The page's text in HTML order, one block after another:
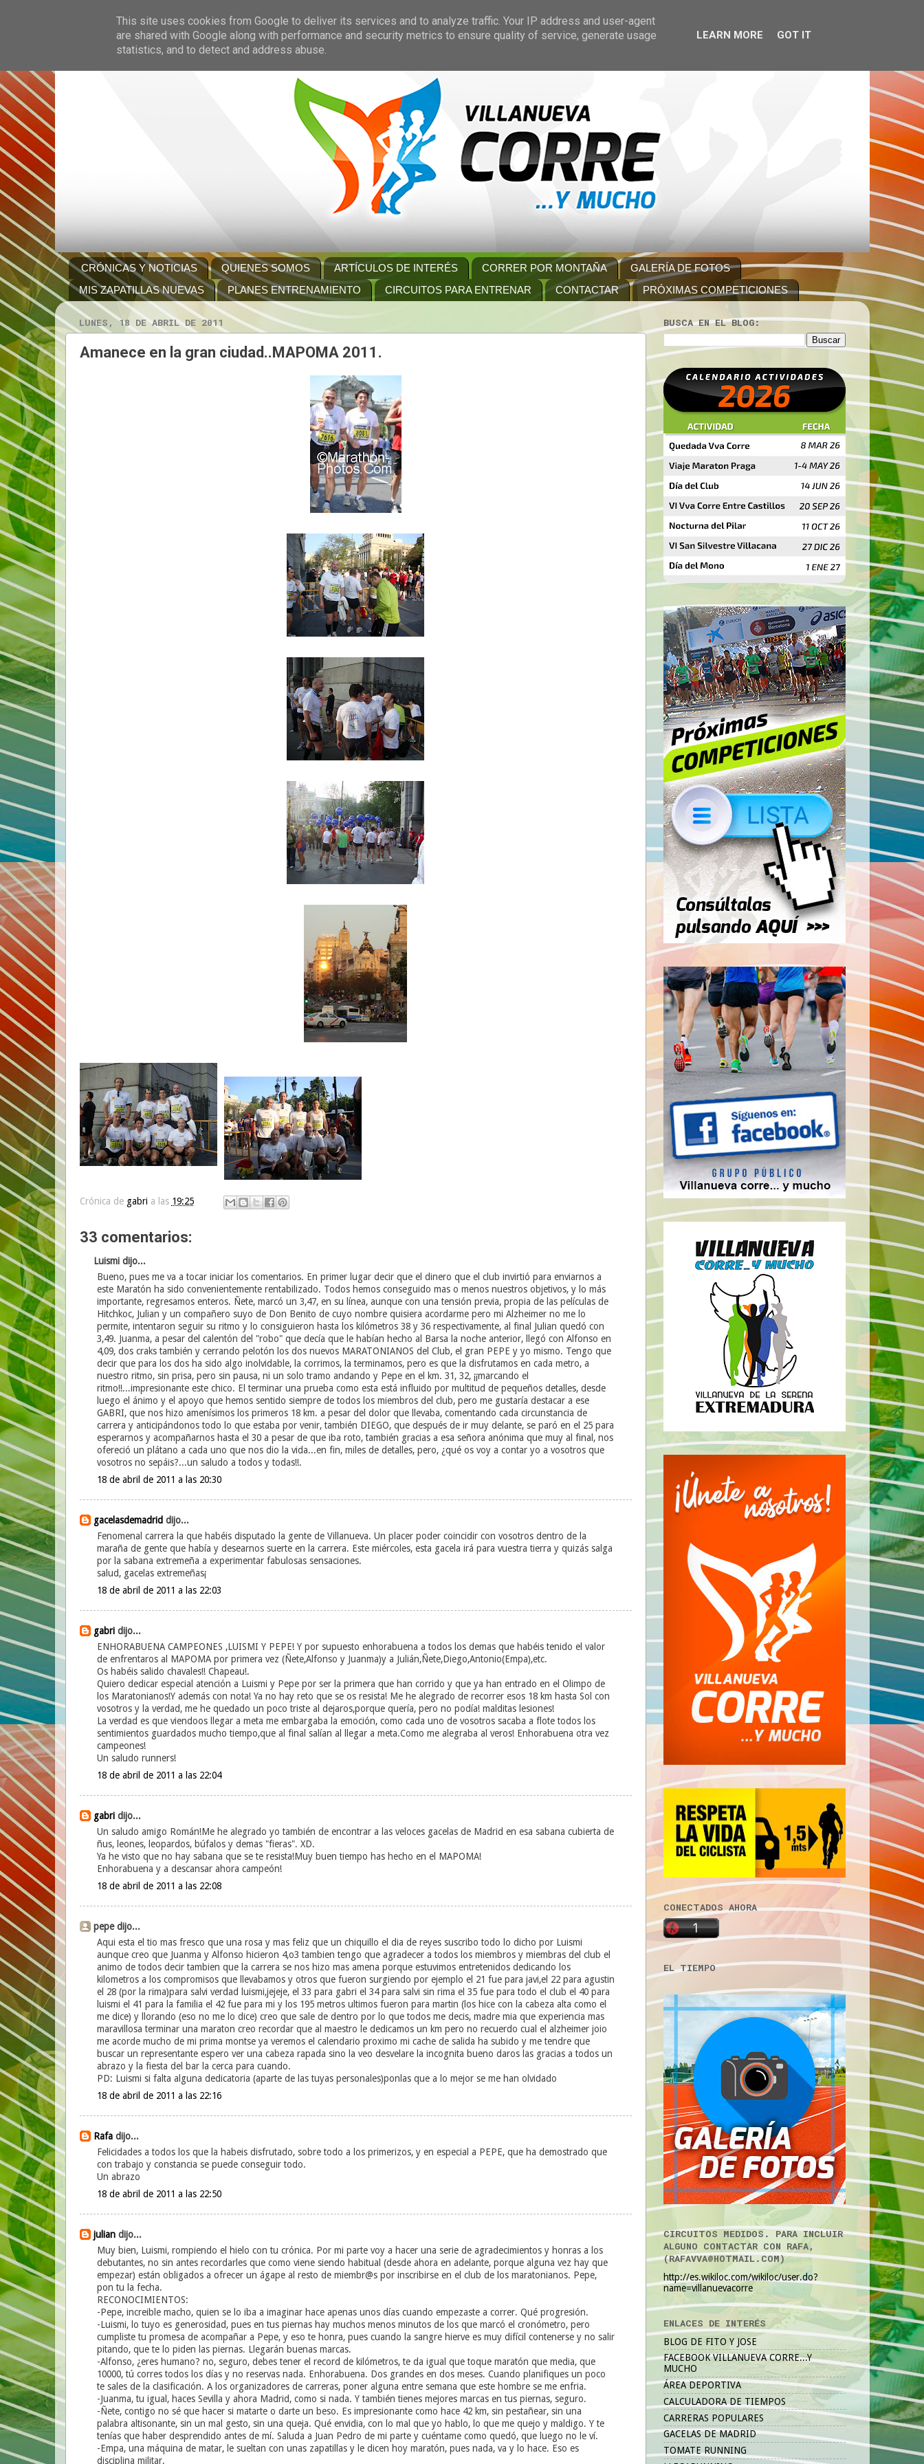
CRÓNICAS Y NOTICIAS QUIENES SOMOS ARTÍCULOS DE INTERÉS CORRER POR MONTAÑA
GALERÍA DE FOTOS
MIS ZAPATILLAS NUEVAS
PLANES ENTRENAMIENTO CIRCUITOS PARA ENTRENAR CONTACTAR PRÓXIMAS COMPETICIONES
LUNES, 18 DE ABRIL DE 2011
Amanece en la gran ciudad..MAPOMA 2011.
Crónica de gabri a las 19:25
33 comentarios:
Luismi dijo...
Bueno, pues me va a tocar iniciar los comentarios. En primer lugar decir que el dinero que el club invirtió para enviarnos a
este Maratón ha sido convenientemente rentabilizado. Todos hemos conseguido mas o menos nuestros objetivos, y lo más
importante, regresamos enteros. Ñete, marcó un 3,47, en su línea, aunque con una tensión previa, propia de las películas de
Hitchkoc, Julian y un compañero suyo de Don Benito de cuyo nombre quisiera acordarme pero mi Alzheimer no me lo
permite, intentaron seguir su ritmo y lo consiguieron hasta los kilómetros 38 y 36 respectivamente, al final Julian quedó con
3,49. Juanma, a pesar del calentón del "robo" que decía que le habían hecho al Barsa la noche anterior, llegó con Alfonso en
4,09, dos craks también y cerrando pelotón los dos nuevos MARATONIANOS del Club, el gran PEPE y yo mismo. Tengo que
decir que para los dos ha sido algo inolvidable, la corrimos, la terminamos, pero es que la disfrutamos en cada metro, a
nuestro ritmo, sin prisa, pero sin pausa, ni un solo tramo andando y Pepe en el km. 31, 32, ¡¡marcando el
ritmo!!...impresionante este chico. El terminar una prueba como esta está influido por multitud de pequeños detalles, desde
luego el ánimo y el apoyo que hemos sentido siempre de todos los miembros del club, pero me gustaría destacar a ese
GABRI, que nos hizo amenísimos los primeros 18 km. a pesar del dolor que llevaba, comentando cada circunstancia de
carrera y anticipándonos todo lo que estaba por venir, también DIEGO, que después de ir muy delante, se paró en el 25 para
esperarnos y acompañarnos hasta el 30 a pesar de que iba roto, también gracias a esa señora anónima que muy al final, nos
ofereció un plátano a cada uno que nos dio la vida...en fin, miles de detalles, pero, ¿qué os voy a contar yo a vosotros que
vosotros no sepáis?...un saludo a todos y todas!!.
18 de abril de 2011 a las 20:30
gacelasdemadriddijo...
Fenomenal carrera la que habéis disputado la gente de Villanueva. Un placer poder coincidir con vosotros dentro de la
maraña de gente que había y desearnos suerte en la carrera. Este miércoles, esta gacela irá para vuestra tierra y quizás salga
por la sabana extremeña a experimentar fabulosas sensaciones.
salud, gacelas extremeñas¡
18 de abril de 2011 a las 22:03
gabridijo...
ENHORABUENA CAMPEONES ,LUISMI Y PEPE! Y por supuesto enhorabuena a todos los demas que habéis tenido el valor
de enfrentaros al MAPOMA por primera vez (Ñete,Alfonso y Juanma)y a Julián,Ñete,Diego,Antonio(Empa),etc.
Os habéis salido chavales!! Chapeau!.
Quiero dedicar especial atención a Luismi y Pepe por ser la primera que han corrido y que ya han entrado en el Olimpo de
los Maratonianos!Y además con nota! Ya no hay reto que se os resista! Me he alegrado de recorrer esos 18 km hasta Sol con
vosotros y la verdad, me he quedado un poco triste al dejaros,porque quería, pero no podía! malditas lesiones!
La verdad es que viendoos llegar a meta me embargaba la emoción, como cada uno de vosotros sacaba a flote todos los
sentimientos guardados mucho tiempo,que al final salían al llegar a meta.Como me alegraba al veros! Enhorabuena otra vez
campeones!
Un saludo runners!
18 de abril de 2011 a las 22:04
gabridijo...
Un saludo amigo Román!Me he alegrado yo también de encontrar a las veloces gacelas de Madrid en esa sabana cubierta de
ñus, leones, leopardos, búfalos y demas "fieras". XD.
Ya he visto que no hay sabana que se te resista!Muy buen tiempo has hecho en el MAPOMA!
Enhorabuena y a descansar ahora campeón!
18 de abril de 2011 a las 22:08
pepe dijo...
Aqui esta el tio mas fresco que una rosa y mas feliz que un chiquillo el dia de reyes suscribo todo lo dicho por Luismi
aunque creo que Juanma y Alfonso hicieron 4,o3 tambien tengo que agradecer a todos los miembros y miembras del club el
animo de todos decir tambien que la carrera se nos hizo mas amena porque estuvimos entretenidos dedicando los
kilometros a los compromisos que llevabamos y otros que fueron surgiendo por ejemplo el 21 fue para javi,el 22 para agustin
el 28 (por la rima)para salvi verdad luismi,jejeje, el 33 para gabri el 34 para salvi sin rima el 35 fue para todo el club el 40 para
luismi el 41 para la familia el 42 fue para mi y los 195 metros ultimos fueron para martin (los hice con la cabeza alta como el
me dice) y llorando (eso no me lo dice) creo que sale de dentro por lo que todos me decis, madre mia que experiencia mas
maravillosa terminar una maraton creo recordar que al maestro le dedicamos un km pero no recuerdo cual el alzheimer joio
me acorde mucho de mi prima montse ya veremos el calendario proximo mi cache de salida ha subido y me tendre que
buscar un representante espero ver una cabeza rapada sino la veo desvelare la incognita bueno daros las gracias a todos un
abrazo y la fiesta del bar la cerca para cuando.
PD: Luismi si falta alguna dedicatoria (aparte de las tuyas personales)ponlas que a lo mejor se me han olvidado
18 de abril de 2011 a las 22:16
Rafadijo...
Felicidades a todos los que la habeis disfrutado, sobre todo a los primerizos, y en especial a PEPE, que ha demostrado que
con trabajo y constancia se puede conseguir todo.
Un abrazo
18 de abril de 2011 a las 22:50
juliandijo...
Muy bien, Luismi, rompiendo el hielo con tu crónica. Por mi parte voy a hacer una serie de agradecimientos y honras a los
debutantes, no sin antes recordarles que como viene siendo habitual (desde ahora en adelante, porque alguna vez hay que
empezar) están obligados a ofrecer un ágape al resto de miembr@s por inscribirse en el club de los maratonianos. Pepe,
pon tu la fecha.
RECONOCIMIENTOS:
-Pepe, increible macho, quien se lo iba a imaginar hace apenas unos días cuando empezaste a correr. Qué progresión.
-Luismi, lo tuyo es generosidad, pues en tus piernas hay muchos menos minutos de los que marcó el cronómetro, pero
cumpliste tu promesa de acompañar a Pepe, y eso te honra, pues cuando la sangre hierve es muy difícil contenerse y no salir
pitando, que te lo piden las piernas. Llegarán buenas marcas.
-Alfonso, ¿eres humano? no, seguro, debes tener el record de kilómetros, te da igual que toque maratón que media, que
10000, tú corres todos los días y no reservas nada. Enhorabuena. Dos grandes en dos meses. Cuando planifiques un poco
te sales de la clasificación. A los organizadores de carreras, poner alguna entre semana que este hombre se me enfria.
-Juanma, tu igual, haces Sevilla y ahora Madrid, como si nada. Y también tienes mejores marcas en tus piernas, seguro.
-Ñete, contigo no sé que hacer si matarte o darte un beso. Es impresionante como hace 42 km, sin pestañear, sin una
palabra altisonante, sin un mal gesto, sin una queja. Qué envidia, con lo mal que yo hablo, lo que me quejo y maldigo. Y te
tenías que haber desprendido antes de mí. Saluda a Juan Pedro de mi parte y cuéntame como quedó, que luego no le ví.
-Empa, una máquina de matar, le sueltan con unas zapatillas y le dicen hoy maratón, pues nada, va y lo hace. Eso es
disciplina militar.
BUSCA EN EL BLOG:
CONECTADOS AHORA
EL TIEMPO
CIRCUITOS MEDIDOS. PARA INCLUIR
ALGUNO CONTACTAR CON RAFA,
(RAFAVVA@HOTMAIL.COM)
http://es.wikiloc.com/wikiloc/user.do?
name=villanuevacorre
ENLACES DE INTERÉS
BLOG DE FITO Y JOSE
FACEBOOK VILLANUEVA CORRE...Y
MUCHO
ÁREA DEPORTIVA
CALCULADORA DE TIEMPOS
CARRERAS POPULARES
GACELAS DE MADRID
TOMATE RUNNING
This site uses cookies from Google to deliver its services and to analyze traffic. Your IP address and user-agent
are shared with Google along with performance and security metrics to ensure quality of service, generate usage
statistics, and to detect and address abuse.
LEARN MORE GOT IT